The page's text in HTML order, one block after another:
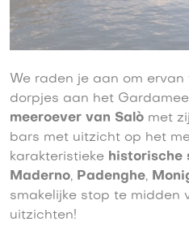
We raden je aan om
dorpjes aan het
meeroever van Salò met
bars met uitzicht op het
karakteristieke historische
Maderno, Padenghe,
smakelijke stop te midden
uitzichten!